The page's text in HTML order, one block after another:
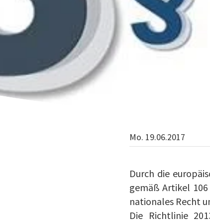
Mo. 19.06.2017
Durch die
gemäß Artikel
nationales Recht
Die Richtlinie